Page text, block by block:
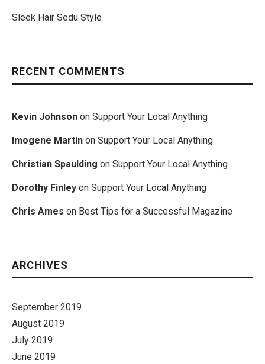
Sleek Hair Sedu Style
RECENT COMMENTS
Kevin Johnson on Support Your Local Anything
Imogene Martin on Support Your Local Anything
Christian Spaulding on Support Your Local Anything
Dorothy Finley on Support Your Local Anything
Chris Ames on Best Tips for a Successful Magazine
ARCHIVES
September 2019
August 2019
July 2019
June 2019